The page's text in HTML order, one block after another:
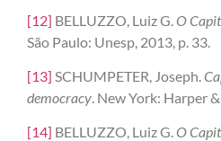
[12] BELLUZZO, Luiz G. O
São Paulo: Unesp, 2013, p. 33.
[13] SCHUMPETER, Joseph.
democracy. New York: Harper
[14] BELLUZZO, Luiz G.O